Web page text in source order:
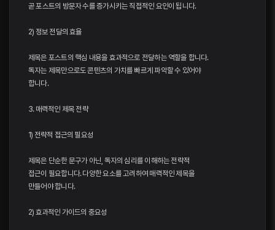
곧 포스트의 방문자 수를 증가시키는 직접적인 요인이 됩니다.
2) 정보 전달의 효율
제목은 포스트의 핵심 내용을 효과적으로 전달하는 역할을 합니다.
독자는 제목만으로도 콘텐츠의 가치를 빠르게 파악할 수 있어야
합니다.
3. 매력적인 제목 전략
1) 전략적 접근의 필요성
제목은 단순한 문구가 아닌, 독자의 심리를 이해하는 전략적
접근이 필요합니다. 다양한 요소를 고려하여 매력적인 제목을
만들어야 합니다.
2) 효과적인 가이드의 중요성